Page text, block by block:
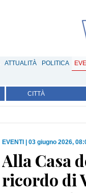
ATTUALITÀ POLITICA
CITTÀ
EVENTI 03 giugno 2026,
Alla Casa
ricordo di